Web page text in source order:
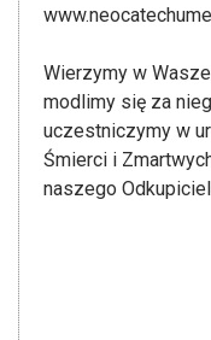
Wierzymy w
modlimy się za
uczestniczymy w
Śmierci i
naszego